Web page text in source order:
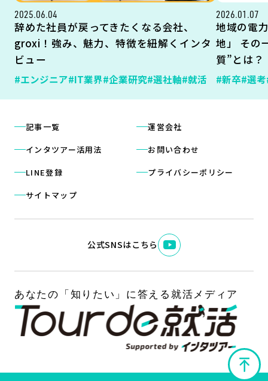
2025.06.04
辞めた社員が戻ってきたくなる会社、
groxi！強み、魅力、特徴を紐解くインタ
ビュー
#エンジニア#IT業界#企業研究#選社軸#就活
2026.01.07
地域の電
地」 その
質”とは？
#新卒#選考
記事一覧
インタツアー活用法
LINE登録
サイトマップ
運営会社
お問い合わせ
プライバシーポリシー
公式SNSはこちら